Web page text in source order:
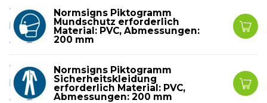
Normsigns Piktogramm
Mundschutz erforderlich
Material: PVC, Abmessungen:
200 mm
Normsigns Piktogramm
Sicherheitskleidung
erforderlich Material: PVC,
Abmessungen: 200 mm